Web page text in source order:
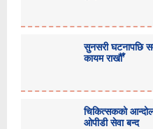
सुनसरी घटनापछि
कायम राखौँ’
चिकित्सकको
ओपीडी सेवा बन्द